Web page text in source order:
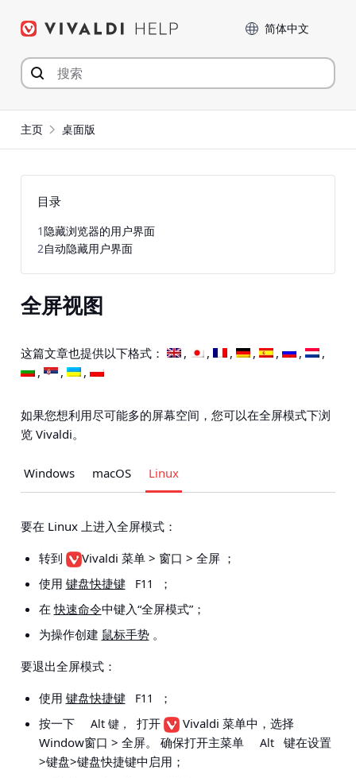
Language
主页 桌面版
全屏视图
这篇文章也提供以下格式：
如果您想利用尽可能多的屏幕空间，您可以在全屏模式下浏
览 Vivaldi。
Windows macOS Linux
要在 Linux 上进入全屏模式：
转到
Vivaldi 菜单 > 窗口 > 全屏；
使用 键盘快捷键 F11
；
在快速命令中键入“全屏模式”；
为操作创建 鼠标手势。
要退出全屏模式：
使用 键盘快捷键 F11
；
按一下
Alt 键， 打开
Vivaldi 菜单中，选择
Window窗口 > 全屏。 确保打开主菜单 Alt 键在设置
>键盘>键盘快捷键中启用；
目录
1隐藏浏览器的用户界面
2自动隐藏用户界面